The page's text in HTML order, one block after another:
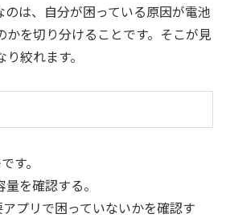
のは、自分が困っている原因が電池
かを切り分けることです。そこが見
絞れます。
す。
を確認する。
プリで困っていないかを確認す